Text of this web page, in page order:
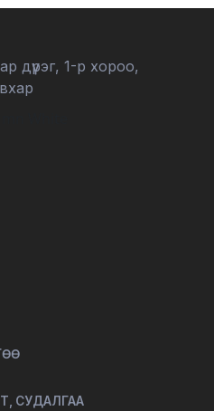
дүүрэг, 1-р хороо,
СУДАЛГАА